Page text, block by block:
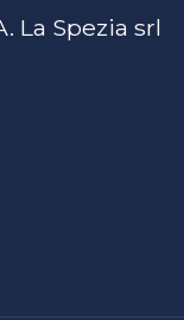
La Spezia srl